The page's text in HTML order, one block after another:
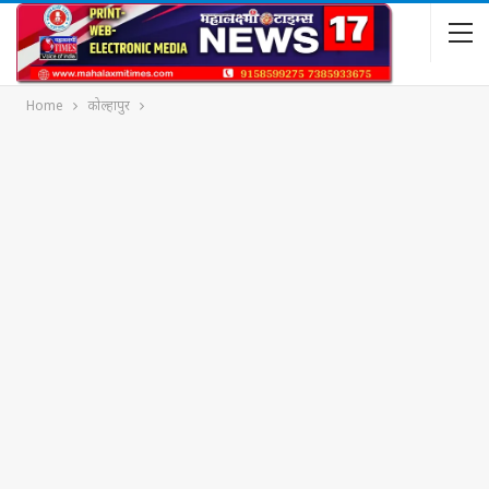
Home कोल्हापुर